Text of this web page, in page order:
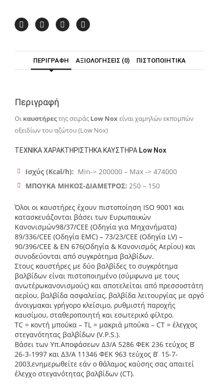
ποσότητα
ΠΕΡΙΓΡΑΦΉ ΑΞΙΟΛΟΓΉΣΕΙΣ (0) ΠΙΣΤΟΠΟΙΗΤΙΚΑ
Περιγραφή
Οι καυστήρεςτης σειράς Low Nox είναι χαμηλών εκπομπών
οξειδίων του αζώτου (Low Nox)
ΤΕΧΝΙΚΑ ΧΑΡΑΚΤΗΡΙΣΤΗΚΑ ΚΑΥΣΤΗΡΑ Low Nox
Ισχύς (Kcal/h): Min-> 200000 – Max -> 474000
ΜΠΟΥΚΑ ΜΗΚΟΣ-ΔΙΑΜΕΤΡΟΣ: 250 – 150
Όλοι οι καυστήρες έχουν πιστοποίηση ISO 9001 και
κατασκευάζονται βάσει των Ευρωπαικών
Κανονισμών98/37/CEE (Οδηγία για Μηχανήματα)
89/336/CEE (Οδηγία EMC) – 73/23/CEE (Οδηγία LV) –
90/396/CEE & ΕΝ 676(Οδηγία & Κανονισμός Αερίου) και
συνοδεύονται από συγκρότημα βαλβίδων.
Στους καυστήρες με δύο βαλβίδες το συγκρότημα
βαλβίδων είναι πιστοποιημένο (σύμφωνα με τους
ανωτέρωκανονισμούς) και αποτελείται από πρεσσοστάτη
αερίου, βαλβίδα ασφαλείας, βαλβίδα λειτουργίας με αργό
άνοιγμακαι γρήγορο κλείσιμο, ρυθμιστή παροχής
καυσίμου, σταθεροποιητή και εσωτερικό φίλτρο.
TC = κοντή μπούκα – TL = μακριά μπούκα – CT = έλεγχος
στεγανότητας βαλβίδων (V.P.S.).
Βάσει των Υπ.Αποφάσεων Δ3/Α 5286 ΦΕΚ 236 τεύχος Β ́
26-3-1997 και Δ3/Α 11346 ΦΕΚ 963 τεύχος Β ́ 15-7-
2003,ενημερωθείτε εάν ο θάλαμος καύσης σας απαιτεί
έλεγχο στεγανότητας βαλβίδων (CT).